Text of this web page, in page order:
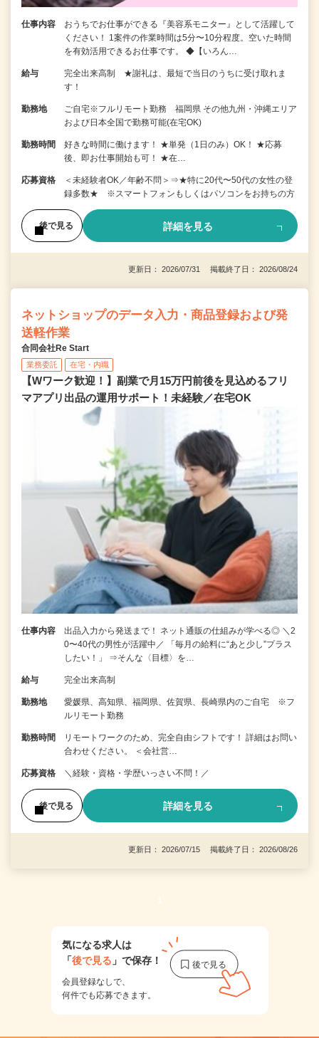
仕事内容
おうちでお仕事ができる『美容系モニター』として活躍して
ください！ 1案件の作業時間は5分〜10分程度。空いた時間
を有効活用できるお仕事です。 ◆【いろん…
給与
完全出来高制 ★謝礼は、最短で当日のうちに受け取れま
す！
勤務地
ご自宅※フルリモート勤務 福岡県 その他九州・沖縄エリア
および日本全国で勤務可能(在宅OK)
勤務時間
好きな時間に働けます！ ★単発（1日のみ）OK！ ★応募
後、即お仕事開始も可！ ★在…
応募資格
＜未経験者OK／年齢不問＞⇒★特に20代〜50代の女性の登
録多数★ ※スマートフォンもしくはパソコンをお持ちの方
後で見る 詳細を見る
更新日： 2026/07/31 掲載終了日： 2026/08/24
ネットショップのデータ入力・商品登録および発
送軽作業
合同会社Re Start
業務委託 在宅・内職
【Wワーク歓迎！】副業で月15万円前後を見込めるフリ
マアプリ出品の運用サポート！未経験／在宅OK
仕事内容
出品入力から発送まで！ ネット通販の仕組みが学べる◎ ＼2
0〜40代の男性が活躍中／ 「毎月の給料に“あと少し”プラス
したい！」 ⇒そんな〈目標〉を…
給与 完全出来高制
勤務地
愛媛県、高知県、福岡県、佐賀県、長崎県内のご自宅 ※フ
ルリモート勤務
勤務時間
リモートワークのため、完全自由シフトです！ 詳細はお問い
合わせください。 ＜会社営…
応募資格 ＼経験・資格・学歴いっさい不問！／
後で見る 詳細を見る
更新日： 2026/07/15 掲載終了日： 2026/08/26
1
気になる求人は
「後で見る 」で保存！
会員登録なしで、
何件でも応募できます。